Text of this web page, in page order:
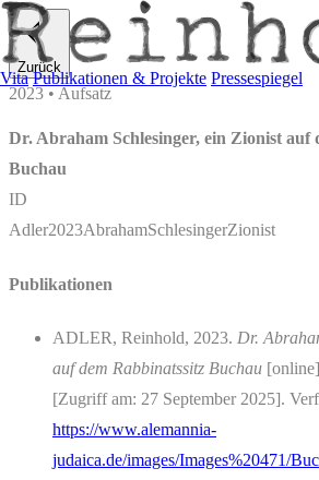
Vita Publikationen & Projekte Pressespiegel
Zurück
2023 • Aufsatz
Dr. Abraham Schlesinger, ein Zionist auf
Buchau
ID
Adler2023AbrahamSchlesingerZionist
Publikationen
ADLER, Reinhold, 2023. Dr.
auf dem Rabbinatssitz Buchau
[Zugriff am: 27 September 2025].
https://www.alemannia-
judaica.de/images/Images%20471/